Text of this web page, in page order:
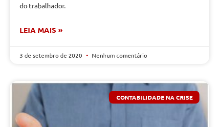
do trabalhador.
LEIA MAIS »
3 de setembro de 2020 Nenhum comentário
CONTABILIDADE NA CRISE